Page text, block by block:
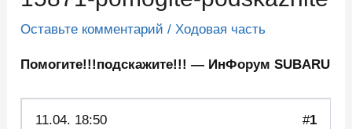
Оставьте комментарий /Ходовая часть
Помогите!!!подскажите!!! — ИнФорум SUBARU
11.04. 18:50 #1